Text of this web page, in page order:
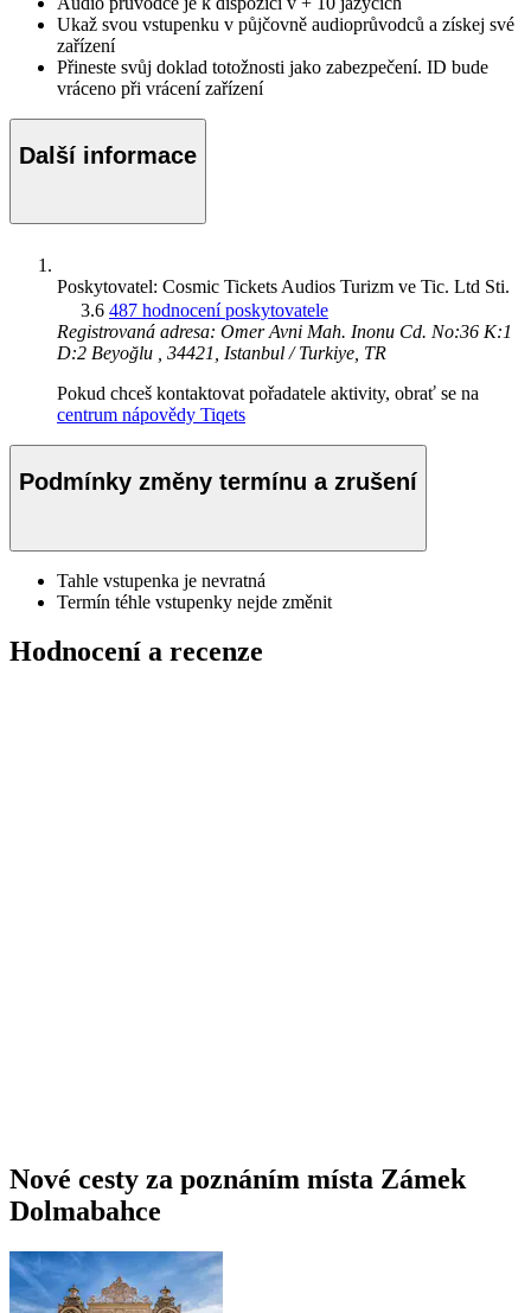
Ukaž svou vstupenku v půjčovně audioprůvodců a získej své
zařízení
Přineste svůj doklad totožnosti jako zabezpečení. ID bude
vráceno při vrácení zařízení
Další informace
Poskytovatel: Cosmic Tickets Audios Turizm ve Tic. Ltd Sti.
3.6 487 hodnocení poskytovatele
Registrovaná adresa: Omer Avni Mah. Inonu Cd. No:36 K:1
D:2 Beyoğlu , 34421, Istanbul / Turkiye, TR
Pokud chceš kontaktovat pořadatele aktivity, obrať se na
centrum nápovědy Tiqets
Podmínky změny termínu a zrušení
Tahle vstupenka je nevratná
Termín téhle vstupenky nejde změnit
Hodnocení a recenze
Nové cesty za poznáním místa Zámek
Dolmabahce